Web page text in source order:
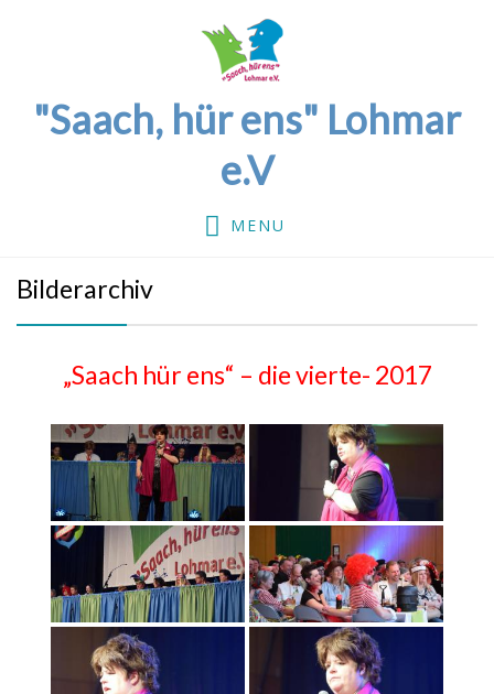
"Saach, hür ens" Lohmar
e.V
MENU
Bilderarchiv
„Saach hür ens“ – die vierte- 2017